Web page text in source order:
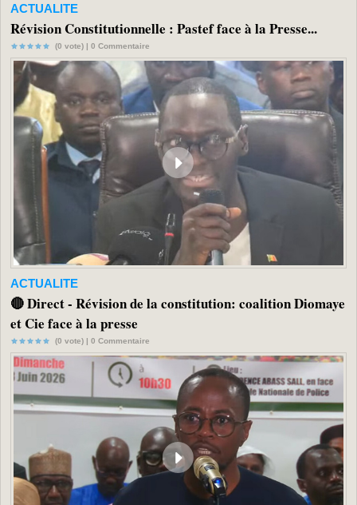
ACTUALITE
Révision Constitutionnelle : Pastef face à la Presse...
(0 vote) | 0 Commentaire
ACTUALITE
🔴 Direct - Révision de la constitution: coalition Diomaye
et Cie face à la presse
(0 vote) | 0 Commentaire